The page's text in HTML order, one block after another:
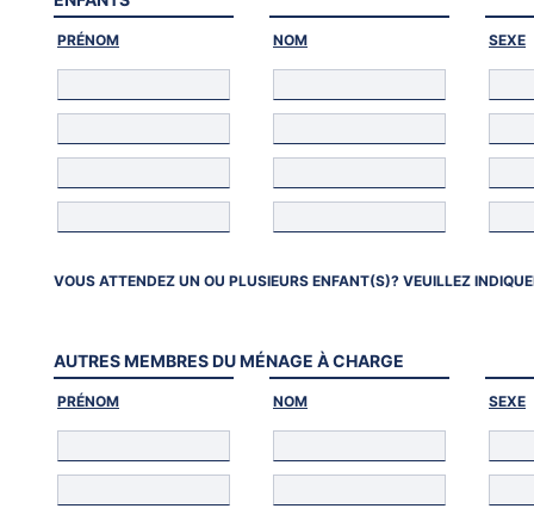
PRÉNOM NOM SEXE
VOUS ATTENDEZ UN OU PLUSIEURS ENFANT(S)? VEUILLEZ
AUTRES MEMBRES DU MÉNAGE À CHARGE
PRÉNOM NOM SEXE